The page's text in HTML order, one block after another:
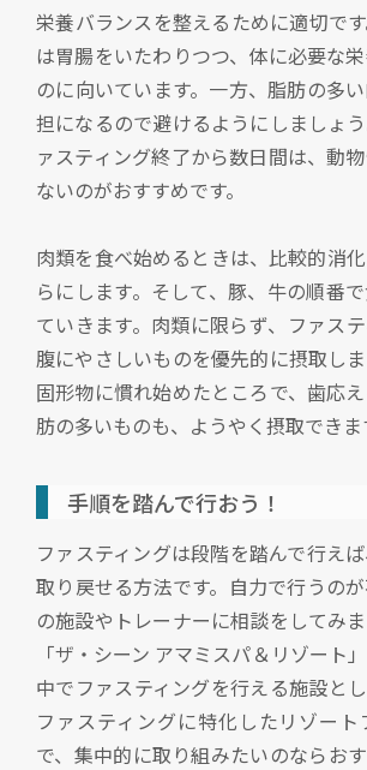
栄養バランスを整えるために適切で
は胃腸をいたわりつつ、体に必要な
のに向いています。一方、脂肪の多
担になるので避けるようにしましょ
ァスティング終了から数日間は、動
ないのがおすすめです。
肉類を食べ始めるときは、比較的消
らにします。そして、豚、牛の順番
ていきます。肉類に限らず、ファス
腹にやさしいものを優先的に摂取し
固形物に慣れ始めたところで、歯応
肪の多いものも、ようやく摂取できま
手順を踏んで行おう！
ファスティングは段階を踏んで行え
取り戻せる方法です。自力で行うの
の施設やトレーナーに相談をしてみ
「ザ・シーン アマミスパ＆リゾート
中でファスティングを行える施設とし
ファスティングに特化したリゾー
で、集中的に取り組みたいのならお